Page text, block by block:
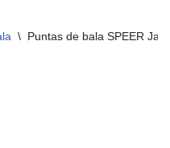
\ Puntas de bala SPEER